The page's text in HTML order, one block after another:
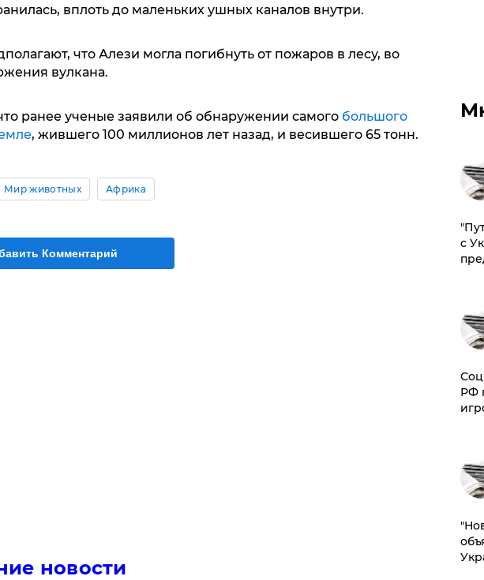
вплоть до маленьких ушных каналов внутри.
что Алези могла погибнуть от пожаров в лесу, во
вулкана.
ранее ученые заявили об обнаружении самого большого
, жившего 100 миллионов лет назад, и весившего 65 тонн.
Мир животных Африка
Комментарий
новости
с
РФ